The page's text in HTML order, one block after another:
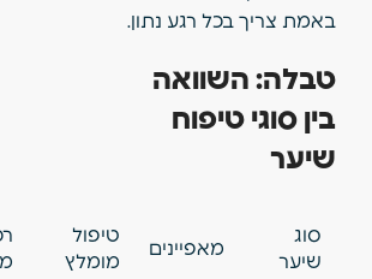
באמת צריך בכל רגע נתון.
טבלה: השוואה
בין סוגי טיפוח
שיער
סוג
שיער
מאפיינים
טיפול
מומלץ